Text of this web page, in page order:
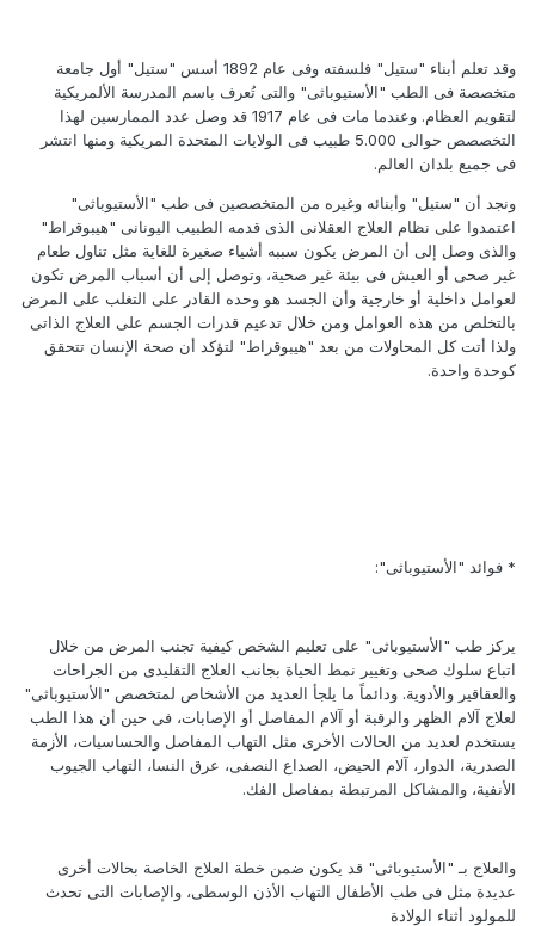
وقد تعلم أبناء "ستيل" فلسفته وفى عام 1892 أسس "ستيل" أول جامعة
متخصصة فى الطب "الأستيوباثى" والتى تُعرف باسم المدرسة الألمريكية
لتقويم العظام. وعندما مات فى عام 1917 قد وصل عدد الممارسين لهذا
التخصصص حوالى 5.000 طبيب فى الولايات المتحدة المريكية ومنها انتشر
فى جميع بلدان العالم.
ونجد أن "ستيل" وأبنائه وغيره من المتخصصين فى طب "الأستيوباثى"
اعتمدوا على نظام العلاج العقلانى الذى قدمه الطبيب اليونانى "هيبوقراط"
والذى وصل إلى أن المرض يكون سببه أشياء صغيرة للغاية مثل تناول طعام
غير صحى أو العيش فى بيئة غير صحية، وتوصل إلى أن أسباب المرض تكون
لعوامل داخلية أو خارجية وأن الجسد هو وحده القادر على التغلب على المرض
بالتخلص من هذه العوامل ومن خلال تدعيم قدرات الجسم على العلاج الذاتى
ولذا أتت كل المحاولات من بعد "هيبوقراط" لتؤكد أن صحة الإنسان تتحقق
كوحدة واحدة.
* فوائد "الأستيوباثى":
يركز طب "الأستيوباثى" على تعليم الشخص كيفية تجنب المرض من خلال
اتباع سلوك صحى وتغيير نمط الحياة بجانب العلاج التقليدى من الجراحات
والعقاقير والأدوية. ودائماً ما يلجأ العديد من الأشخاص لمتخصص "الأستيوباثى"
لعلاج آلام الظهر والرقبة أو آلام المفاصل أو الإصابات، فى حين أن هذا الطب
يستخدم لعديد من الحالات الأخرى مثل التهاب المفاصل والحساسيات، الأزمة
الصدرية، الدوار، آلام الحيض، الصداع النصفى، عرق النسا، التهاب الجيوب
الأنفية، والمشاكل المرتبطة بمفاصل الفك.
والعلاج بـ "الأستيوباثى" قد يكون ضمن خطة العلاج الخاصة بحالات أخرى
عديدة مثل فى طب الأطفال التهاب الأذن الوسطى، والإصابات التى تحدث
للمولود أثناء الولادة